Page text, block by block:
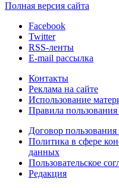
Полная версия сайта
Facebook
Twitter
RSS-ленты
E-mail рассылка
Контакты
Реклама на сайте
Использование
Правила
Договор пользования
Политика в сфере
данных
Пользовательское
Редакция